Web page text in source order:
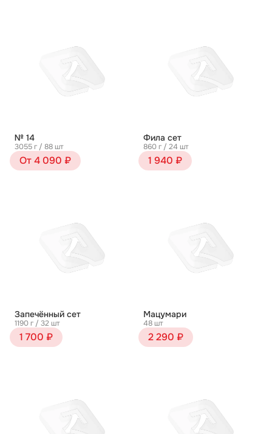
№ 14
3055 г / 88 шт
От 4 090 ₽
Фила сет
860 г / 24 шт
1 940 ₽
Запечённый сет
1190 г / 32 шт
1 700 ₽
Мацумари
48 шт
2 290 ₽